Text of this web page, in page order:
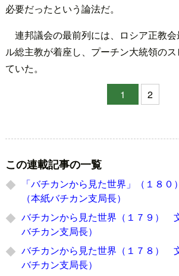
必要だったという論法だ。
連邦議会の最前列には、ロシア正教
ル総主教が着座し、プーチン大統領の
ていた。
1
2
この連載記事の一覧
「バチカンから見た世界」（１８
（本紙バチカン支局長）
バチカンから見た世界（１７９）
バチカン支局長）
バチカンから見た世界（１７８）
バチカン支局長）